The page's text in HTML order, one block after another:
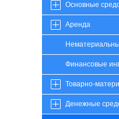
Основные
Аренда
Финансовые
Товарно-
Денежные